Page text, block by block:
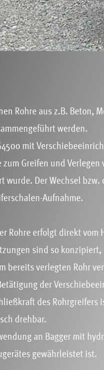
Rohre aus z.B. Beton,
werden.
mit
Greifen und
wurde. Der Wechsel
Aufnahme.
Rohre erfolgt direkt
sind so
bereits verlegten Rohr
der
des
drehbar.
an Bagger mit
gewährleistet ist.